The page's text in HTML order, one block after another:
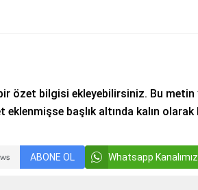
özet bilgisi ekleyebilirsiniz. Bu metin
başlık altında kalın olarak
ABONE OL Whatsapp Kanalımız